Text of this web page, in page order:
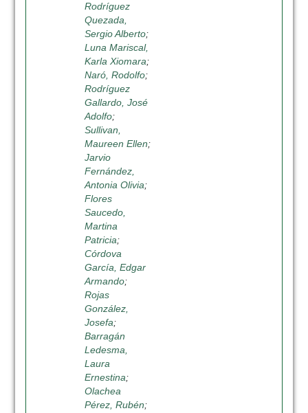
Rodríguez
Quezada,
Sergio Alberto;
Luna Mariscal,
Karla Xiomara;
Naró, Rodolfo;
Rodríguez
Gallardo, José
Adolfo;
Sullivan,
Maureen Ellen;
Jarvio
Fernández,
Antonia Olivia;
Flores
Saucedo,
Martina
Patricia;
Córdova
García, Edgar
Armando;
Rojas
González,
Josefa;
Barragán
Ledesma,
Laura
Ernestina;
Olachea
Pérez, Rubén;